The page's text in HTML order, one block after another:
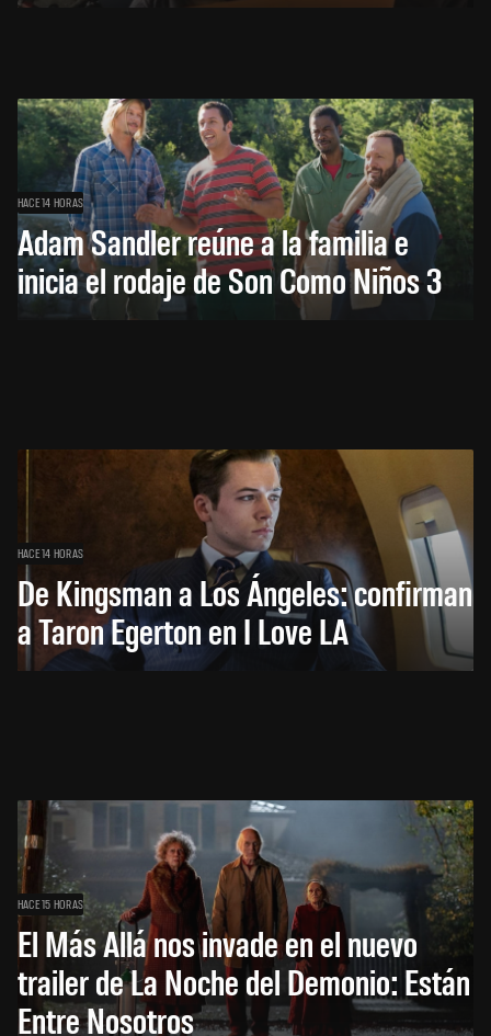
HACE 14 HORAS
Adam Sandler reúne a la familia e
inicia el rodaje de Son Como Niños 3
HACE 14 HORAS
De Kingsman a Los Ángeles: confirman
a Taron Egerton en I Love LA
HACE 15 HORAS
El Más Allá nos invade en el nuevo
trailer de La Noche del Demonio: Están
Entre Nosotros